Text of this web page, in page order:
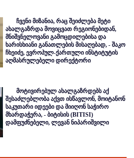
ჩვენი მიზანია, რაც შეიძლება მეტი
ახალგაზრდა მოვიცვათ რეგიონებიდან,
მნიშვნელოვანი გამოცდილებისა და
ხარისხიანი განათლების მისაღებად, - შაკო
ჩხეიძე, ევროპულ-ქართული ინსტიტუტის
აღმასრულებელი დირექტორი
მოტივირებულ ახალგაზრდებს აქ
შესაძლებლობა აქვთ ისწავლონ, მოიტანონ
საკუთარი იდეები და მიიღონ საჭირო
მხარდაჭერა, - ბიტისის (BITISI)
დამფუძნებელი, ლევან ნიპარიშვილი